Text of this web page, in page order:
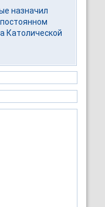
назначил
Католической